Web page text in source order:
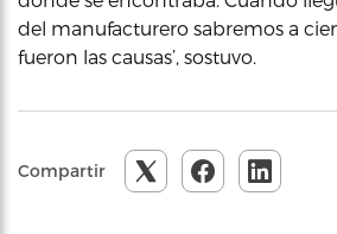
del manufacturero sabremos a
fueron las causas’, sostuvo.
Compartir